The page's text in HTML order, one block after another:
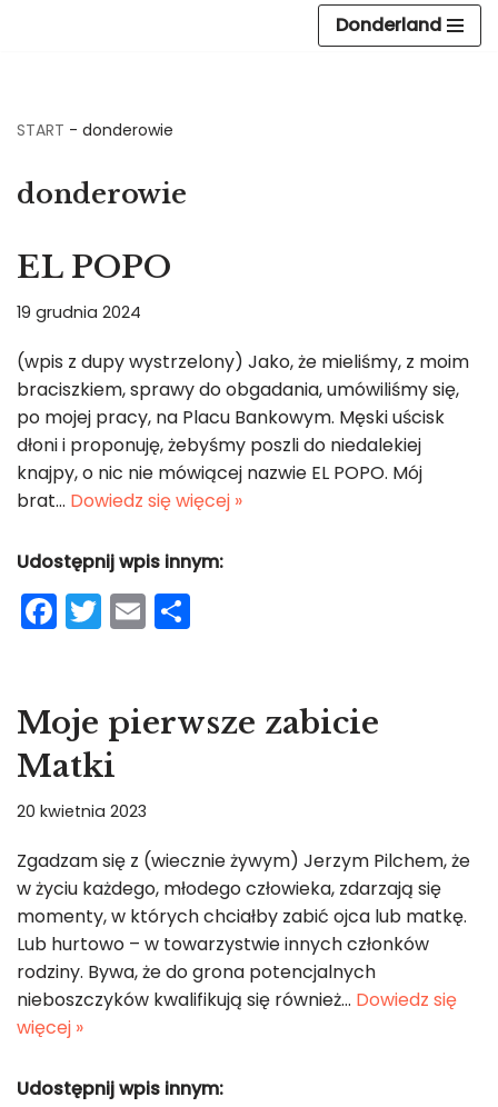
Donderland
START - donderowie
donderowie
EL POPO
19 grudnia 2024
(wpis z dupy wystrzelony) Jako, że mieliśmy, z moim
braciszkiem, sprawy do obgadania, umówiliśmy się,
po mojej pracy, na Placu Bankowym. Męski uścisk
dłoni i proponuję, żebyśmy poszli do niedalekiej
knajpy, o nic nie mówiącej nazwie EL POPO. Mój
brat… Dowiedz się więcej »
Udostępnij wpis innym:
F
a
e
b
o
o
k
T
w
er
E
m
l e
Moje pierwsze zabicie
Matki
20 kwietnia 2023
Zgadzam się z (wiecznie żywym) Jerzym Pilchem, że
w życiu każdego, młodego człowieka, zdarzają się
momenty, w których chciałby zabić ojca lub matkę.
Lub hurtowo – w towarzystwie innych członków
rodziny. Bywa, że do grona potencjalnych
nieboszczyków kwalifikują się również… Dowiedz się
więcej »
Udostępnij wpis innym: